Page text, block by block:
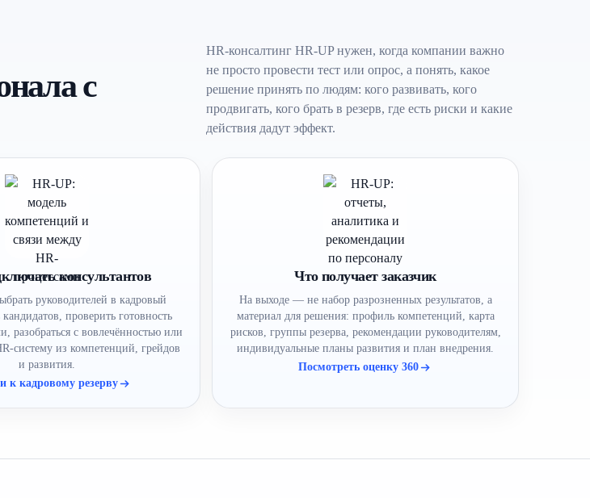
с
HR-консалтинг HR-UP нужен, когда компании важно
не просто провести тест или опрос, а понять, какое
решение принять по людям: кого развивать, кого
продвигать, кого брать в резерв, где есть риски и какие
действия дадут эффект.
консультантов
руководителей в кадровый
проверить готовность
разобраться с вовлечённостью или
систему из компетенций, грейдов
и развития.
к кадровому резерву
Что получает заказчик
На выходе — не набор разрозненных результатов, а
материал для решения: профиль компетенций, карта
рисков, группы резерва, рекомендации руководителям,
индивидуальные планы развития и план внедрения.
Посмотреть оценку 360